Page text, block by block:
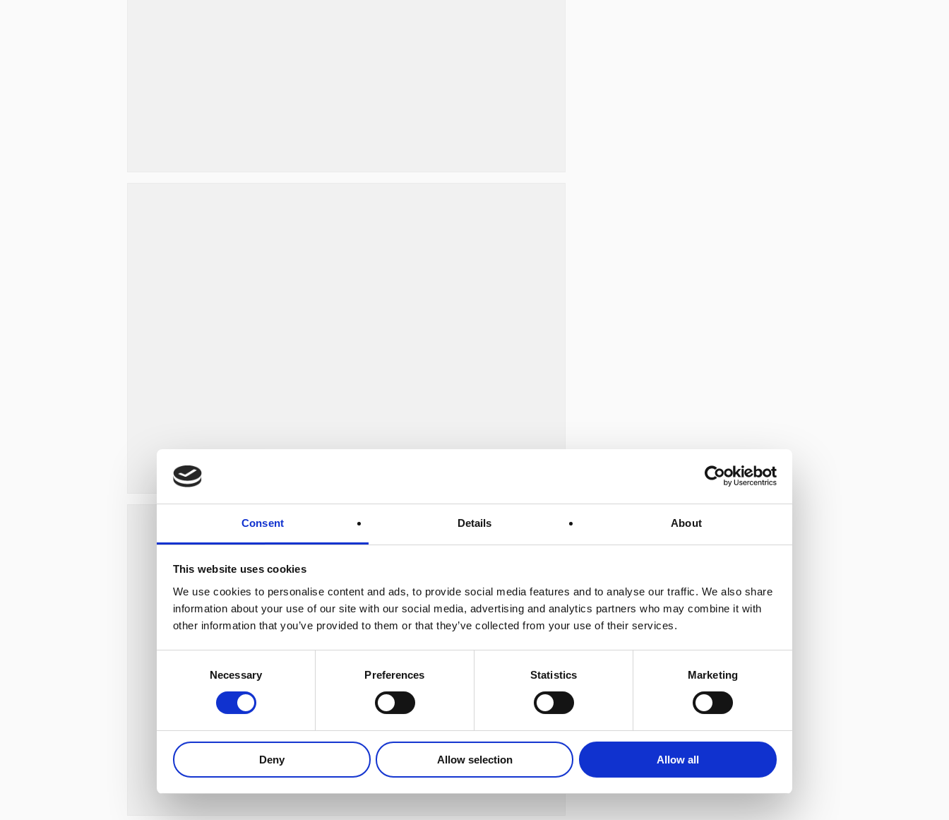
Consent Details About
This website uses cookies
We use cookies to personalise content and ads, to provide social media features and to analyse our traffic. We also share
information about your use of our site with our social media, advertising and analytics partners who may combine it with
other information that you’ve provided to them or that they’ve collected from your use of their services.
Necessary Preferences Statistics Marketing
Deny Allow selection Allow all